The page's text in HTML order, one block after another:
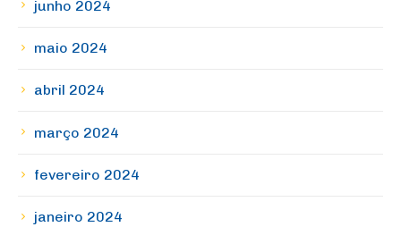
junho 2024
maio 2024
abril 2024
março 2024
fevereiro 2024
janeiro 2024